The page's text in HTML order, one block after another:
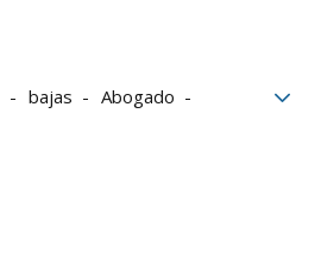
bajas
Abogado